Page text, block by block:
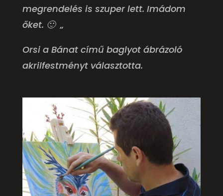
megrendelés is szuper lett. Imádom
őket. 🙂 „
Orsi a Bánat című baglyot ábrázoló
akrilfestményt választotta.